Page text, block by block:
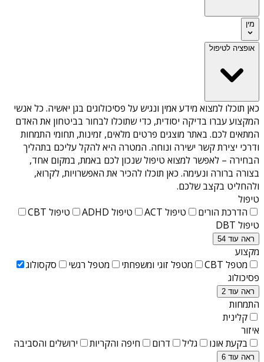
מין
אופציה לטיפול
כאן תוכלו למצוא מידע אמין ונגיש על פסיכולוגים בגן יאשיה. כל אנשי
המקצוע עברו בדיקה יסודית, כדי שתוכלו לבחור בביטחון את האדם
המתאים לכם. באתר מוצגים פרטים מלאים, זמינות, תחומי התמחות
ודרכי יצירת קשר ישירה ונוחה. המטרה היא להקל עליכם בתהליך
הבחירה – לאפשר למצוא טיפול שנכון לכם באמת, במקום אחד,
בצורה ברורה ונעימה. כאן תוכלו להכיר את האפשרויות, לקרוא,
ולהחליט בקצב שלכם.
טיפול
הדרכת הורים
טיפול ACT טיפול ADHD
טיפול CBT
טיפול DBT
ראה עוד 54
מקצוע
מטפל CBT
מטפל זוגי ומשפחתי מטפל רגשי
סקסולוג
פסיכולוג
ראה עוד 2
התמחות
קלינית
איזור
בקעת אונו
גליל דרום חיפה והקריות ירושלים והסביבה
ראה עוד 6